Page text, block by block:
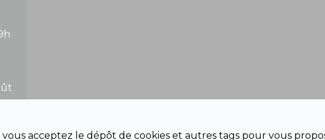
acceptez le dépôt de cookies et autres tags pour vous